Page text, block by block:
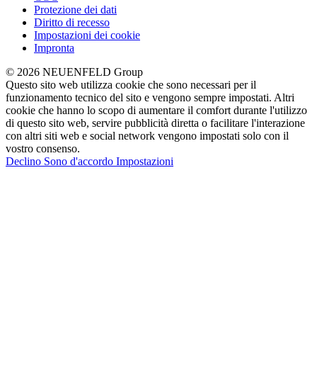
Protezione dei dati
Diritto di recesso
Impostazioni dei cookie
Impronta
© 2026 NEUENFELD Group
Questo sito web utilizza cookie che sono necessari per il
funzionamento tecnico del sito e vengono sempre impostati. Altri
cookie che hanno lo scopo di aumentare il comfort durante l'utilizzo
di questo sito web, servire pubblicità diretta o facilitare l'interazione
con altri siti web e social network vengono impostati solo con il
vostro consenso.
Declino Sono d'accordo Impostazioni